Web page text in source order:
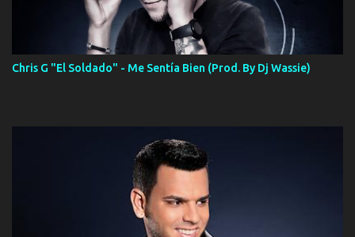
Chris G "El Soldado" - Me Sentía Bien (Prod. By Dj Wassie)